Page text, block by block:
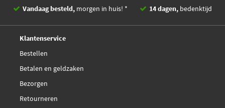
Vandaag besteld, morgen in huis! * 14 dagen, bedenktijd
Klantenservice
Bestellen
Betalen en geldzaken
Bezorgen
Retourneren